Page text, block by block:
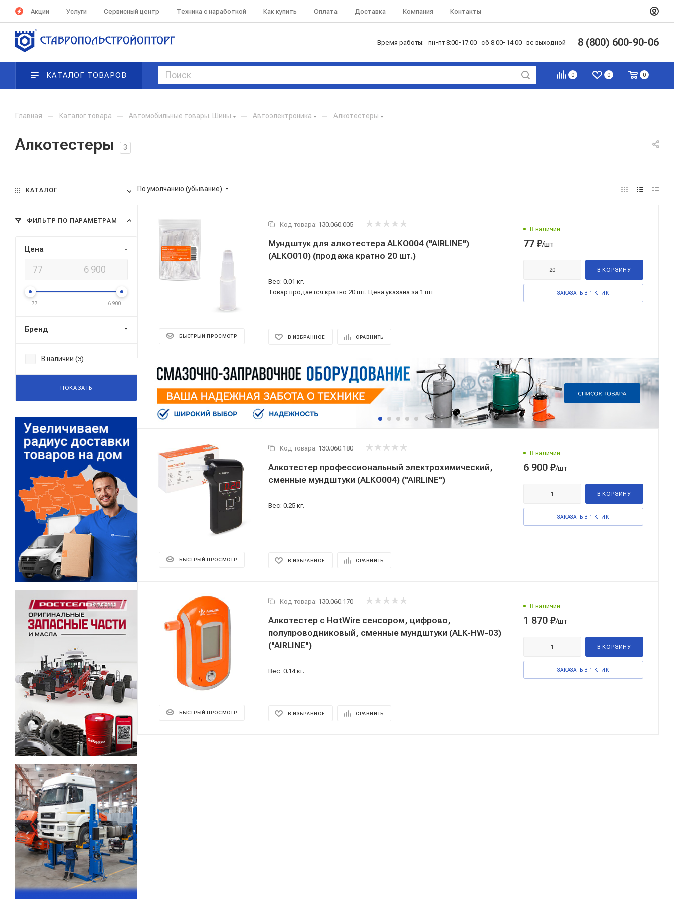
Акции Услуги Сервисный центр Техника с наработкой Как купить Оплата Доставка Компания Контакты
Время работы: пн-пт 8:00-17:00 сб 8:00-14:00 вс выходной 8 (800) 600-90-06
0 0 0
КАТАЛОГ ТОВАРОВ
Главная — Каталог товара — Автомобильные товары. Шины — Автоэлектроника — Алкотестеры
Алкотестеры 3
По умолчанию (убывание)
БЫСТРЫЙ ПРОСМОТР
Код товара: 130.060.005
Мундштук для алкотестера ALKO004 ("AIRLINE")
(ALKO010) (продажа кратно 20 шт.)
Вес: 0.01 кг.
Товар продается кратно 20 шт. Цена указана за 1 шт
В ИЗБРАННОЕ СРАВНИТЬ
В наличии
77 ₽/шт
В КОРЗИНУ
ЗАКАЗАТЬ В 1 КЛИК
БЫСТРЫЙ ПРОСМОТР
Код товара: 130.060.180
Алкотестер профессиональный электрохимический,
сменные мундштуки (ALKO004) ("AIRLINE")
Вес: 0.25 кг.
В ИЗБРАННОЕ СРАВНИТЬ
В наличии
6 900 ₽/шт
В КОРЗИНУ
ЗАКАЗАТЬ В 1 КЛИК
БЫСТРЫЙ ПРОСМОТР
Код товара: 130.060.170
Алкотестер с HotWire сенсором, цифрово,
полупроводниковый, сменные мундштуки (ALK-HW-03)
("AIRLINE")
Вес: 0.14 кг.
В ИЗБРАННОЕ СРАВНИТЬ
В наличии
1 870 ₽/шт
В КОРЗИНУ
ЗАКАЗАТЬ В 1 КЛИК
КАТАЛОГ
ФИЛЬТР ПО ПАРАМЕТРАМ
Цена
77 6 900
Бренд
В наличии (3)
ПОКАЗАТЬ
Реклама ⋮